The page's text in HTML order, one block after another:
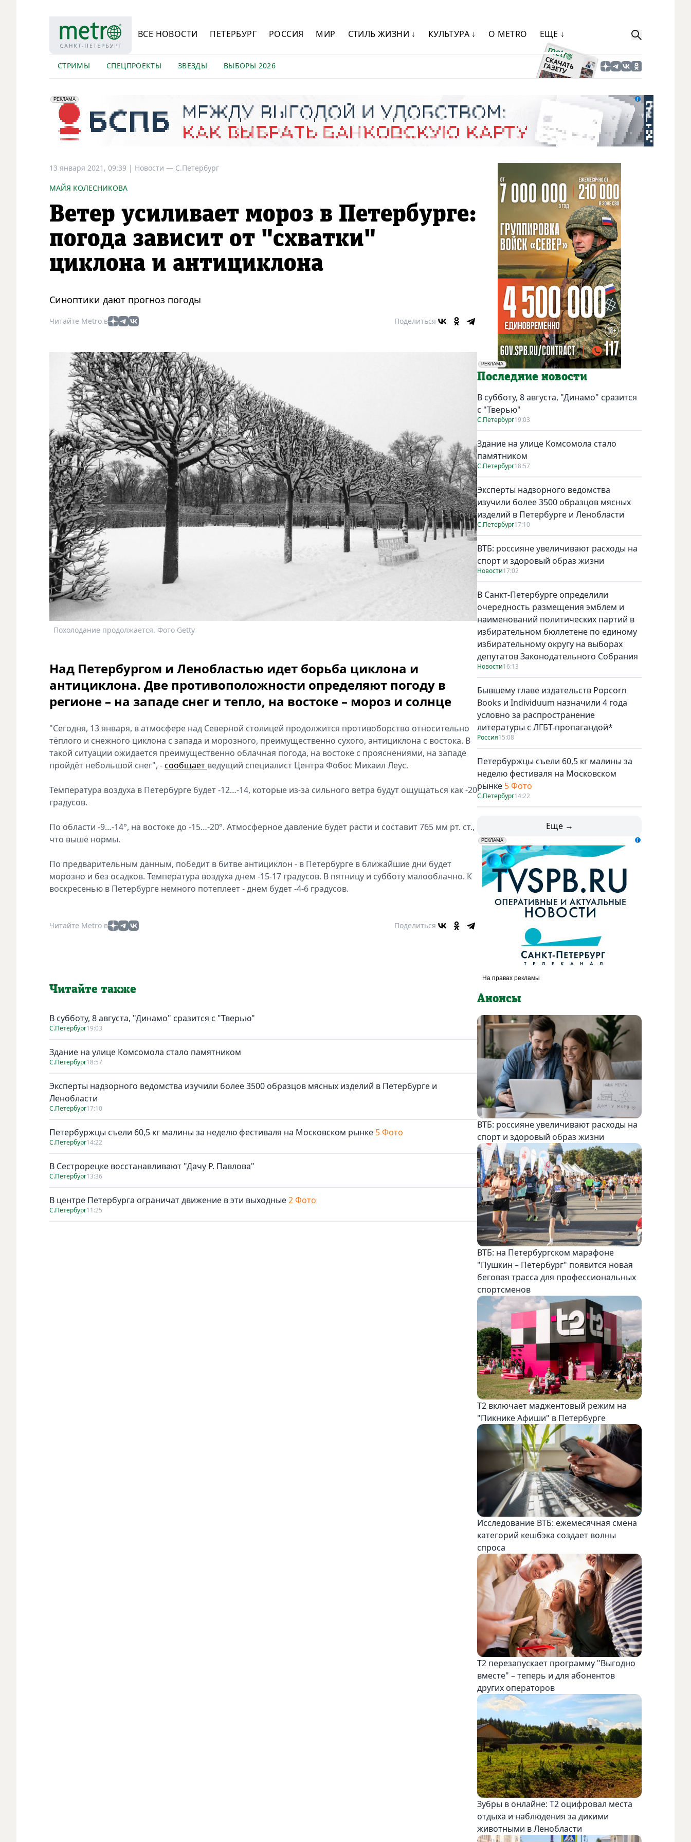
ВСЕ НОВОСТИ ПЕТЕРБУРГ РОССИЯ МИР СТИЛЬ ЖИЗНИ ↓ КУЛЬТУРА ↓ О METRO ЕЩЕ ↓
СТРИМЫ СПЕЦПРОЕКТЫ ЗВЕЗДЫ ВЫБОРЫ 2026
erid: 2VfnxyFybV5
РЕКЛАМА
ПАО "Банк "Санкт-Петербург", ИНН: 7831000027
13 января 2021, 09:39 | Новости — С.Петербург
МАЙЯ КОЛЕСНИКОВА
Ветер усиливает мороз в Петербурге:
погода зависит от "схватки"
циклона и антициклона
Синоптики дают прогноз погоды
Читайте Metro в Поделиться
Похолодание продолжается. Фото Getty
Над Петербургом и Ленобластью идет борьба циклона и
антициклона. Две противоположности определяют погоду в
регионе – на западе снег и тепло, на востоке – мороз и солнце
"Сегодня, 13 января, в атмосфере над Северной столицей продолжится противоборство относительно
тёплого и снежного циклона с запада и морозного, преимущественно сухого, антициклона с востока. В
такой ситуации ожидается преимущественно облачная погода, на востоке с прояснениями, на западе
пройдёт небольшой снег", -сообщает ведущий специалист Центра Фобос Михаил Леус.
Температура воздуха в Петербурге будет -12…-14, которые из-за сильного ветра будут ощущаться как -20
градусов.
По области -9…-14°, на востоке до -15…-20°. Атмосферное давление будет расти и составит 765 мм рт. ст.,
что выше нормы.
По предварительным данным, победит в битве антициклон - в Петербурге в ближайшие дни будет
морозно и без осадков. Температура воздуха днем -15-17 градусов. В пятницу и субботу малооблачно. К
воскресенью в Петербурге немного потеплеет - днем будет -4-6 градусов.
Читайте Metro в Поделиться
Читайте также
В субботу, 8 августа, "Динамо" сразится с "Тверью"
С.Петербург19:03
Здание на улице Комсомола стало памятником
С.Петербург18:57
Эксперты надзорного ведомства изучили более 3500 образцов мясных изделий в Петербурге и
Ленобласти
С.Петербург17:10
Петербуржцы съели 60,5 кг малины за неделю фестиваля на Московском рынке 5 Фото
С.Петербург14:22
В Сестрорецке восстанавливают "Дачу Р. Павлова"
С.Петербург13:36
В центре Петербурга ограничат движение в эти выходные2 Фото
С.Петербург11:25
РЕКЛАМА
Социальная реклама
Последние новости
В субботу, 8 августа, "Динамо" сразится
с "Тверью"
С.Петербург19:03
Здание на улице Комсомола стало
памятником
С.Петербург18:57
Эксперты надзорного ведомства
изучили более 3500 образцов мясных
изделий в Петербурге и Ленобласти
С.Петербург17:10
ВТБ: россияне увеличивают расходы на
спорт и здоровый образ жизни
Новости17:02
В Санкт-Петербурге определили
очередность размещения эмблем и
наименований политических партий в
избирательном бюллетене по единому
избирательному округу на выборах
депутатов Законодательного Собрания
Новости16:13
Бывшему главе издательств Popcorn
Books и Individuum назначили 4 года
условно за распространение
литературы с ЛГБТ-пропагандой*
Россия15:08
Петербуржцы съели 60,5 кг малины за
неделю фестиваля на Московском
рынке 5 Фото
С.Петербург14:22
Еще →
erid: LdtCK5udn
РЕКЛАМА
АО "ГАТР", ИНН: 7841320717
Анонсы
ВТБ: россияне увеличивают расходы на
спорт и здоровый образ жизни
ВТБ: на Петербургском марафоне
"Пушкин – Петербург" появится новая
беговая трасса для профессиональных
спортсменов
Т2 включает маджентовый режим на
"Пикнике Афиши" в Петербурге
Исследование ВТБ: ежемесячная смена
категорий кешбэка создает волны
спроса
Т2 перезапускает программу "Выгодно
вместе" – теперь и для абонентов
других операторов
Зубры в онлайне: Т2 оцифровал места
отдыха и наблюдения за дикими
животными в Ленобласти